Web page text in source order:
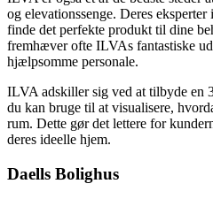
og elevationssenge. Deres
finde det perfekte produkt til dine
fremhæver ofte ILVAs fantastiske
hjælpsomme personale.
ILVA adskiller sig ved at tilbyde en
du kan bruge til at visualisere,
rum. Dette gør det lettere for
deres ideelle hjem.
Daells Bolighus